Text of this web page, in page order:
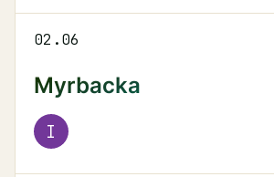
02.06
Myrbacka
I